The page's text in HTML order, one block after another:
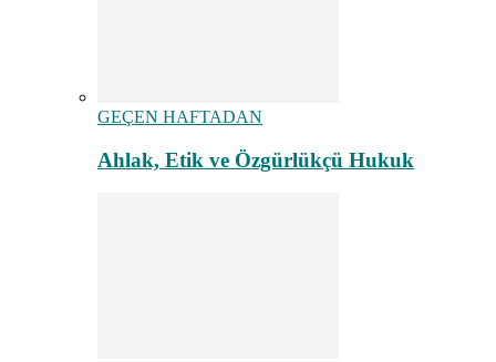
GEÇEN HAFTADAN
Ahlak, Etik ve Özgürlükçü Hukuk